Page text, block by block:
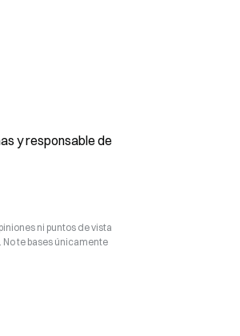
y responsable de
ni puntos de vista
te bases únicamente